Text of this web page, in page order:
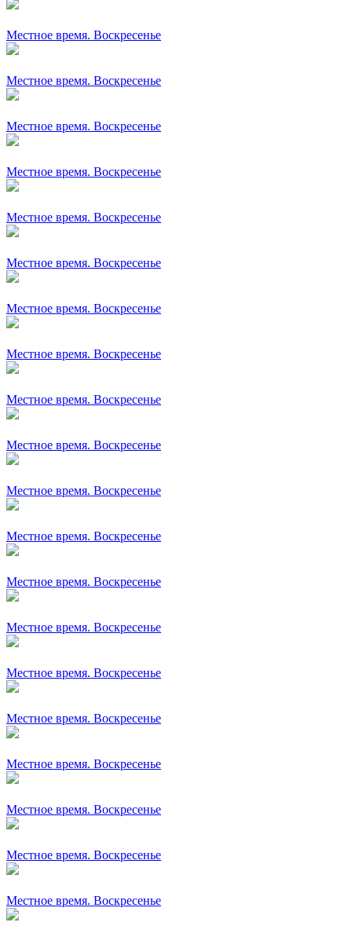
Местное время. Воскресенье
Местное время. Воскресенье
Местное время. Воскресенье
Местное время. Воскресенье
Местное время. Воскресенье
Местное время. Воскресенье
Местное время. Воскресенье
Местное время. Воскресенье
Местное время. Воскресенье
Местное время. Воскресенье
Местное время. Воскресенье
Местное время. Воскресенье
Местное время. Воскресенье
Местное время. Воскресенье
Местное время. Воскресенье
Местное время. Воскресенье
Местное время. Воскресенье
Местное время. Воскресенье
Местное время. Воскресенье
Местное время. Воскресенье